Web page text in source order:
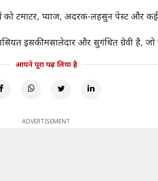
प्याज, अदरक-लहसुन पेस्ट और कई
इसकी मसालेदार और सुगंधित ग्रेवी है, जो
आपने पूरा पढ़ लिया है
ADVERTISEMENT